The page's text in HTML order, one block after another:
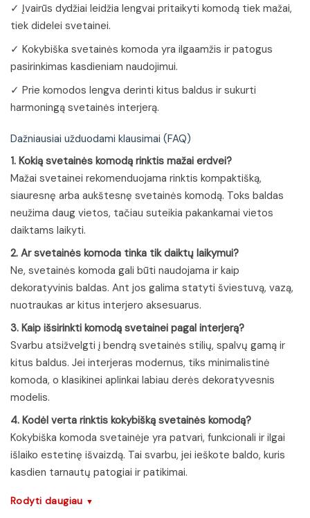
✓ Įvairūs dydžiai leidžia lengvai pritaikyti komodą tiek mažai,
tiek didelei svetainei.
✓ Kokybiška svetainės komoda yra ilgaamžis ir patogus
pasirinkimas kasdieniam naudojimui.
✓ Prie komodos lengva derinti kitus baldus ir sukurti
harmoningą svetainės interjerą.
Dažniausiai užduodami klausimai (FAQ)
1. Kokią svetainės komodą rinktis mažai erdvei?
Mažai svetainei rekomenduojama rinktis kompaktišką,
siauresnę arba aukštesnę svetainės komodą. Toks baldas
neužima daug vietos, tačiau suteikia pakankamai vietos
daiktams laikyti.
2. Ar svetainės komoda tinka tik daiktų laikymui?
Ne, svetainės komoda gali būti naudojama ir kaip
dekoratyvinis baldas. Ant jos galima statyti šviestuvą, vazą,
nuotraukas ar kitus interjero aksesuarus.
3. Kaip išsirinkti komodą svetainei pagal interjerą?
Svarbu atsižvelgti į bendrą svetainės stilių, spalvų gamą ir
kitus baldus. Jei interjeras modernus, tiks minimalistinė
komoda, o klasikinei aplinkai labiau derės dekoratyvesnis
modelis.
4. Kodėl verta rinktis kokybišką svetainės komodą?
Kokybiška komoda svetainėje yra patvari, funkcionali ir ilgai
išlaiko estetinę išvaizdą. Tai svarbu, jei ieškote baldo, kuris
kasdien tarnautų patogiai ir patikimai.
Rodyti daugiau ▼